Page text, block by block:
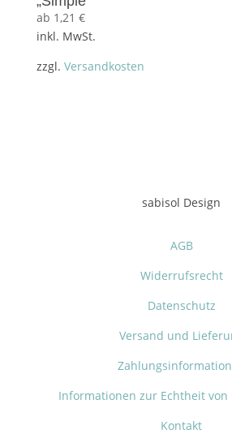
ab 1,21 €
inkl. MwSt.
zzgl. Versandkosten
sabisol Design
AGB
Widerrufsrecht
Datenschutz
Versand und
Informationen zur Echtheit von
Kontakt